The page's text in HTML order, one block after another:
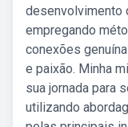
desenvolvimento
empregando
conexões
e paixão. Minha
sua jornada para
utilizando